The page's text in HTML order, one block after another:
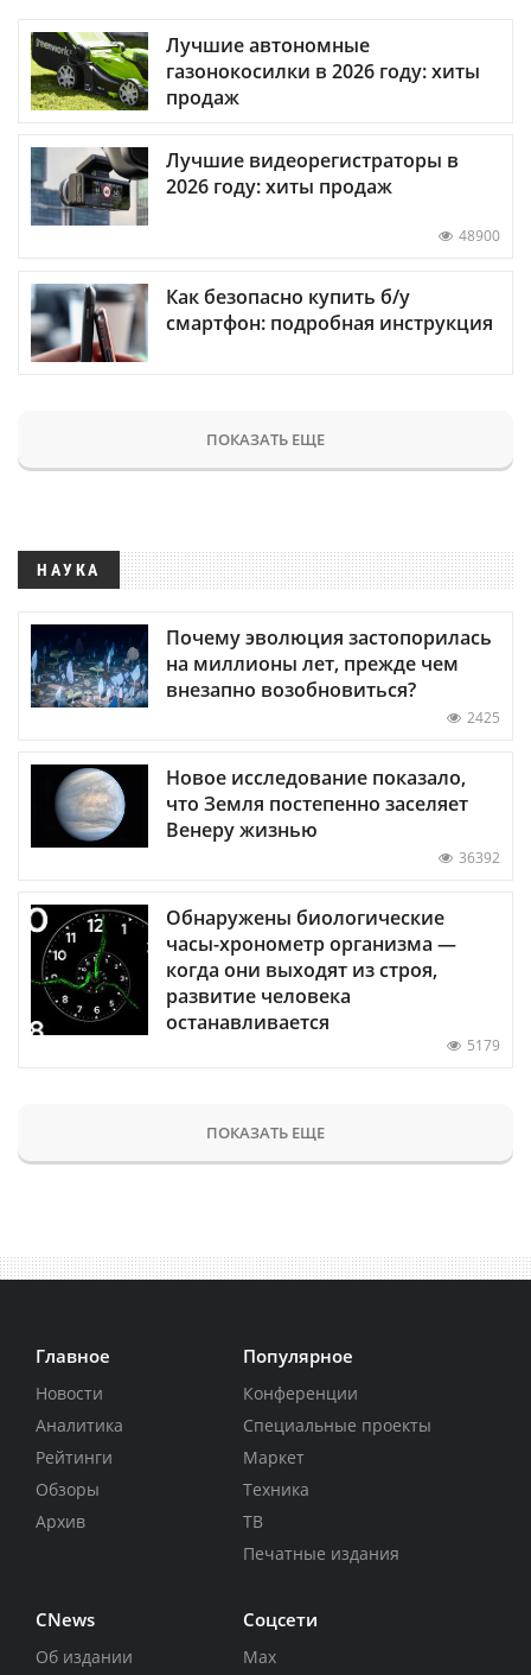
Лучшие автономные
газонокосилки в 2026 году: хиты
продаж
Лучшие видеорегистраторы в
2026 году: хиты продаж
48900
Как безопасно купить б/у
смартфон: подробная инструкция
ПОКАЗАТЬ ЕЩЕ
НАУКА
Почему эволюция застопорилась
на миллионы лет, прежде чем
внезапно возобновиться?
2425
Новое исследование показало,
что Земля постепенно заселяет
Венеру жизнью
36392
Обнаружены биологические
часы-хронометр организма —
когда они выходят из строя,
развитие человека
останавливается
5179
ПОКАЗАТЬ ЕЩЕ
Главное
Новости
Аналитика
Рейтинги
Обзоры
Архив
Популярное
Конференции
Специальные проекты
Маркет
Техника
ТВ
Печатные издания
CNews
Об издании
Соцсети
Max